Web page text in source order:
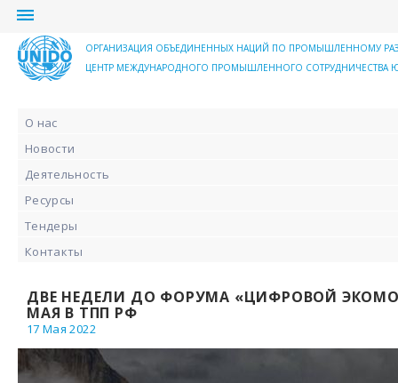
menu
ОРГАНИЗАЦИЯ ОБЪЕДИНЕННЫХ НАЦИЙ ПО ПРОМЫШЛЕННОМУ
ЦЕНТР МЕЖДУНАРОДНОГО ПРОМЫШЛЕННОГО СОТРУДНИЧЕСТВА
О нас
Новости
Деятельность
Ресурсы
Тендеры
Контакты
ДВЕ НЕДЕЛИ ДО ФОРУМА «ЦИФРОВОЙ
МАЯ В ТПП РФ
17 Мая 2022